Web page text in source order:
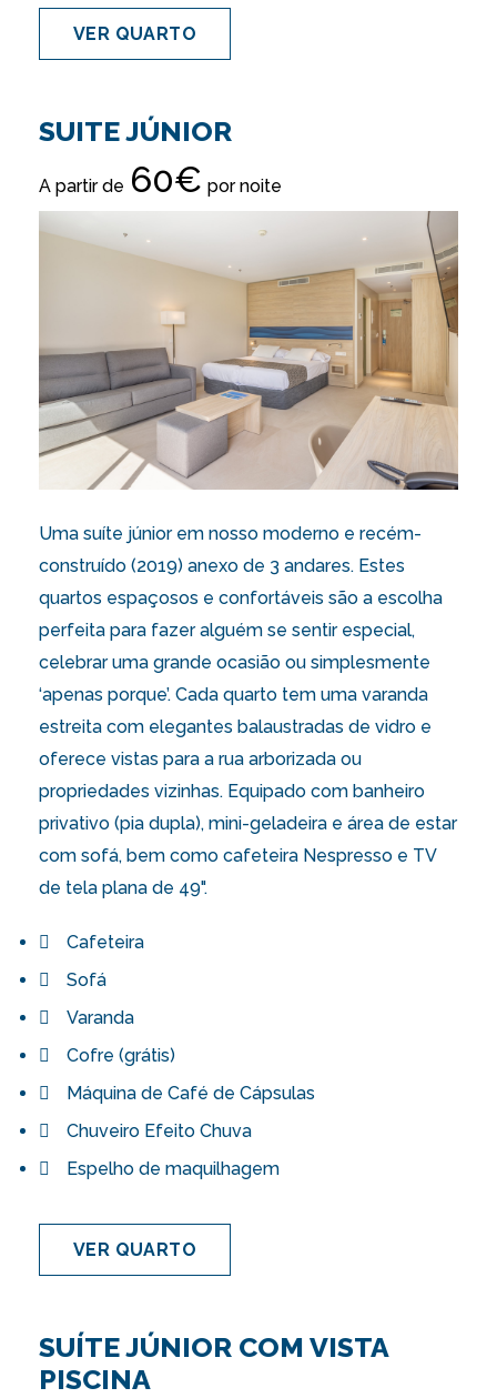
VER QUARTO
SUITE JÚNIOR
A partir de 60€ por noite
Uma suíte júnior em nosso moderno e recém-
construído (2019) anexo de 3 andares. Estes
quartos espaçosos e confortáveis são a escolha
perfeita para fazer alguém se sentir especial,
celebrar uma grande ocasião ou simplesmente
‘apenas porque’. Cada quarto tem uma varanda
estreita com elegantes balaustradas de vidro e
oferece vistas para a rua arborizada ou
propriedades vizinhas. Equipado com banheiro
privativo (pia dupla), mini-geladeira e área de estar
com sofá, bem como cafeteira Nespresso e TV
de tela plana de 49".
Cafeteira
Sofá
Varanda
Cofre (grátis)
Máquina de Café de Cápsulas
Chuveiro Efeito Chuva
Espelho de maquilhagem
VER QUARTO
SUÍTE JÚNIOR COM VISTA
PISCINA